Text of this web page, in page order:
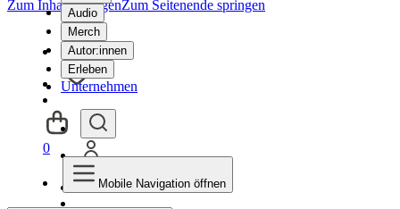
Audio
Merch
Autor:innen
Erleben
Unternehmen
Zum Inhalt springenZum Seitenende springen
0
Mobile Navigation öffnen